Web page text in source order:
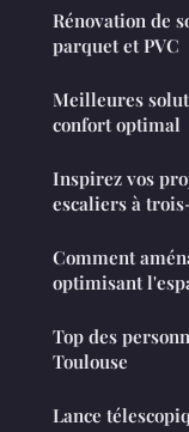
Rénovation de
parquet et PVC
Meilleures
confort optimal
Inspirez vos
escaliers à
Comment
optimisant
Top des
Toulouse
Lance